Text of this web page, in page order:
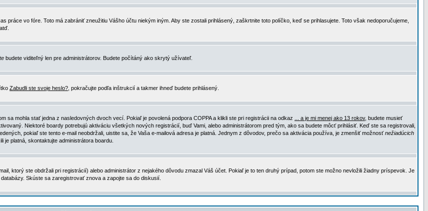
práce vo fóre. Toto má zabrániť zneužitiu Vášho účtu niekým iným. Aby ste zostali prihlásený, zaškrtnite toto políčko, keď se prihlasujete. Toto však nedoporučujeme,
budete viditeľný len pre administrátorov. Budete počítáný ako skrytý užívateľ.
Zabudli ste svoje heslo? , pokračujte podľa inštrukcií a takmer ihneď budete prihlásený.
mohla stať jedna z nasledovných dvoch vecí. Pokiaľ je povolená podpora COPPA a klikli ste pri registrácii na odkaz
... a je mi menej ako 13 rokov, budete musieť
Niektoré boardy potrebujú aktiváciu všetkých nových registrácií, buď Vami, alebo administrátorom pred tým, ako sa budete môcť prihlásiť. Keď ste sa registrovali,
pokiaľ ste tento e-mail neobdržali, uistite sa, že Vaša e-mailová adresa je platná. Jednym z dôvodov, prečo sa aktivácia používa, je zmenšiť možnosťnežiadúcich
platná, skontaktujte administrátora boardu.
ktorý ste obdržali pri registrácií) alebo administrátor z nejakého dôvodu zmazal Váš účet. Pokiaľ je to ten druhý prípad, potom ste možno nevložili žiadny príspevok. Je
Skúste sa zaregistrovať znova a zapojte sa do diskusií.